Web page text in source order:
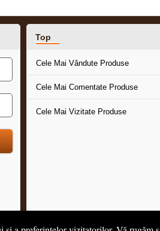
Top
Cele Mai Vândute Produse
Cele Mai Comentate Produse
Cele Mai Vizitate Produse